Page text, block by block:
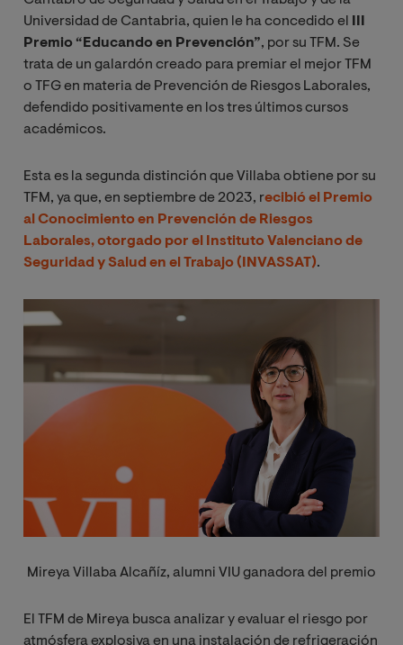
Universidad de Cantabria, quien le ha concedido el
Premio “Educando en Prevención”, por su TFM. Se
trata de un galardón creado para premiar el mejor TFM
o TFG en materia de Prevención de Riesgos Laborales,
defendido positivamente en los tres últimos cursos
académicos.
Esta es la segunda distinción que Villaba obtiene por su
TFM, ya que, en septiembre de 2023, recibióel Premio
al Conocimiento en Prevención de Riesgos
Laborales, otorgado por el Instituto Valenciano de
Seguridad y Salud en el Trabajo (INVASSAT).
Mireya Villaba Alcañíz, alumni VIU ganadora del premio
El TFM de Mireya busca analizar y evaluar el riesgo por
atmósfera explosiva en una instalación de refrigeración